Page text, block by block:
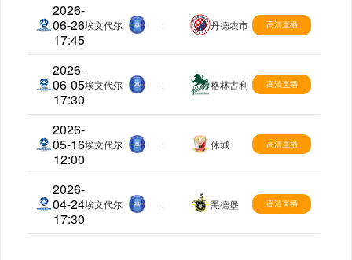
2026-
06-26
17:45
澳维超
埃文代尔 : 丹德农市 高清直播
2026-
06-05
17:30
澳维超
埃文代尔 : 格林古利 高清直播
2026-
05-16
12:00
澳维超
埃文代尔 : 休城 高清直播
2026-
04-24
17:30
澳维超
埃文代尔 : 黑德堡 高清直播